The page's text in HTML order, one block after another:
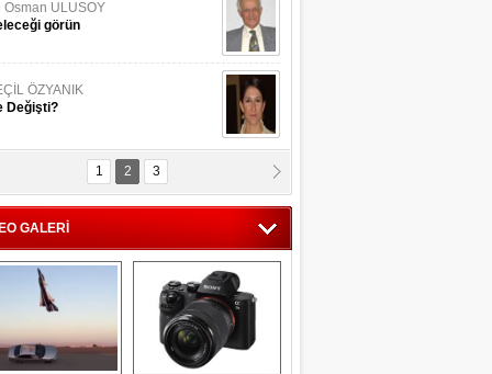
Osman ULUSOY
görün
ÖZYANIK
Değişti?
KÖYATASI
Vatan !
1 2 3
GALERİ